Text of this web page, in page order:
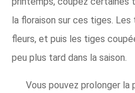
la floraison sur ces tiges.
fleurs, et puis les tiges
peu plus tard dans la saison.
Vous pouvez prolonger la